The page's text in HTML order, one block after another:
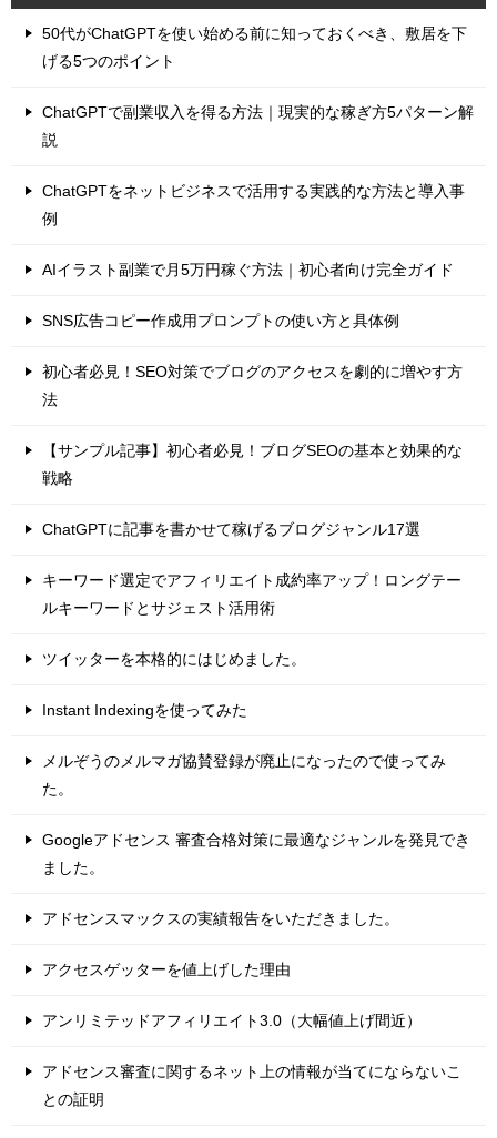
50代がChatGPTを使い始める前に知っておくべき、敷居を下
げる5つのポイント
ChatGPTで副業収入を得る方法｜現実的な稼ぎ方5パターン解
説
ChatGPTをネットビジネスで活用する実践的な方法と導入事
例
AIイラスト副業で月5万円稼ぐ方法｜初心者向け完全ガイド
SNS広告コピー作成用プロンプトの使い方と具体例
初心者必見！SEO対策でブログのアクセスを劇的に増やす方
法
【サンプル記事】初心者必見！ブログSEOの基本と効果的な
戦略
ChatGPTに記事を書かせて稼げるブログジャンル17選
キーワード選定でアフィリエイト成約率アップ！ロングテー
ルキーワードとサジェスト活用術
ツイッターを本格的にはじめました。
Instant Indexingを使ってみた
メルぞうのメルマガ協賛登録が廃止になったので使ってみ
た。
Googleアドセンス 審査合格対策に最適なジャンルを発見でき
ました。
アドセンスマックスの実績報告をいただきました。
アクセスゲッターを値上げした理由
アンリミテッドアフィリエイト3.0（大幅値上げ間近）
アドセンス審査に関するネット上の情報が当てにならないこ
との証明